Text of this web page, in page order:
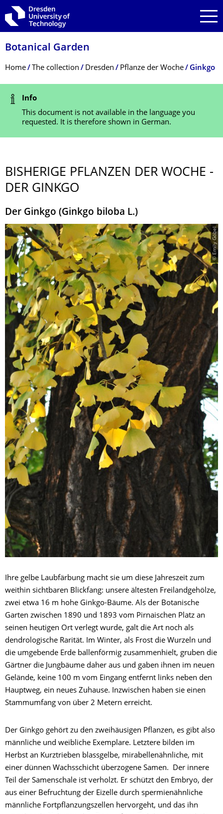
Skip to main navigation
Skip to search
Skip to content
Botanical Garden
Breadcrumb Menu
Home The collection Dresden Pflanze der Woche Ginkgo
Status Message
Info
This document is not available in the language you
requested. It is therefore shown in German.
BISHERIGE PFLANZEN DER WOCHE -
DER GINKGO
Der Ginkgo (Ginkgo biloba L.)
© Emily Göbel
Ihre gelbe Laubfärbung macht sie um diese Jahreszeit zum
weithin sichtbaren Blickfang: unsere ältesten Freilandgehölze,
zwei etwa 16 m hohe Ginkgo-Bäume. Als der Botanische
Garten zwischen 1890 und 1893 vom Pirnaischen Platz an
seinen heutigen Ort verlegt wurde, galt die Art noch als
dendrologische Rarität. Im Winter, als Frost die Wurzeln und
die umgebende Erde ballenförmig zusammenhielt, gruben die
Gärtner die Jungbäume daher aus und gaben ihnen im neuen
Gelände, keine 100 m vom Eingang entfernt links neben den
Hauptweg, ein neues Zuhause. Inzwischen haben sie einen
Stammumfang von über 2 Metern erreicht.
Der Ginkgo gehört zu den zweihäusigen Pflanzen, es gibt also
männliche und weibliche Exemplare. Letztere bilden im
Herbst an Kurztrieben blassgelbe, mirabellenähnliche, mit
einer dünnen Wachsschicht überzogene Samen. Der innere
Teil der Samenschale ist verholzt. Er schützt den Embryo, der
aus einer Befruchtung der Eizelle durch spermienähnliche
männliche Fortpflanzungszellen hervorgeht, und das ihn